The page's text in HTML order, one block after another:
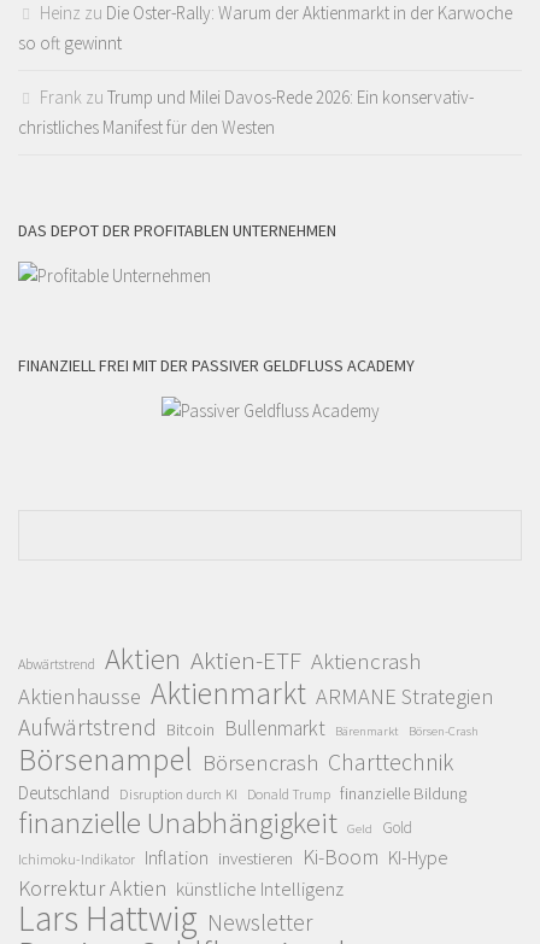
Heinz zu Die Oster-Rally: Warum der Aktienmarkt in der Karwoche
so oft gewinnt
Frank zu Trump und Milei Davos-Rede 2026: Ein konservativ-
christliches Manifest für den Westen
DAS DEPOT DER PROFITABLEN UNTERNEHMEN
FINANZIELL FREI MIT DER PASSIVER GELDFLUSS ACADEMY
Abwärtstrend Aktien Aktien-ETF Aktiencrash
Aktienhausse Aktienmarkt ARMANE Strategien
Aufwärtstrend Bitcoin Bullenmarkt Bärenmarkt Börsen-Crash
Börsenampel Börsencrash Charttechnik
Deutschland Disruption durch KI Donald Trump finanzielle Bildung
finanzielle Unabhängigkeit Geld Gold
Ichimoku-Indikator Inflation investieren Ki-Boom KI-Hype
Korrektur Aktien künstliche Intelligenz
Lars Hattwig Newsletter